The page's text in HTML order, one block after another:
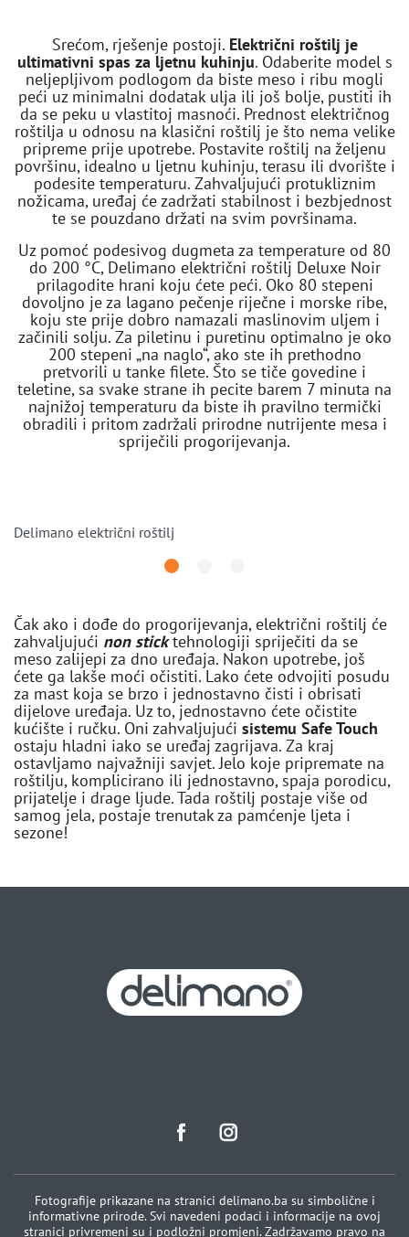
Srećom, rješenje postoji. Električni roštilj je
ultimativni spas za ljetnu kuhinju. Odaberite model s
neljepljivom podlogom da biste meso i ribu mogli
peći uz minimalni dodatak ulja ili još bolje, pustiti ih
da se peku u vlastitoj masnoći. Prednost električnog
roštilja u odnosu na klasični roštilj je što nema velike
pripreme prije upotrebe. Postavite roštilj na željenu
površinu, idealno u ljetnu kuhinju, terasu ili dvorište i
podesite temperaturu. Zahvaljujući protukliznim
nožicama, uređaj će zadržati stabilnost i bezbjednost
te se pouzdano držati na svim površinama.
Uz pomoć podesivog dugmeta za temperature od 80
do 200 °C, Delimano električni roštilj Deluxe Noir
prilagodite hrani koju ćete peći. Oko 80 stepeni
dovoljno je za lagano pečenje riječne i morske ribe,
koju ste prije dobro namazali maslinovim uljem i
začinili solju. Za piletinu i puretinu optimalno je oko
200 stepeni „na naglo“, ako ste ih prethodno
pretvorili u tanke filete. Što se tiče govedine i
teletine, sa svake strane ih pecite barem 7 minuta na
najnižoj temperaturu da biste ih pravilno termički
obradili i pritom zadržali prirodne nutrijente mesa i
spriječili progorijevanja.
Delimano električni roštilj
Čak ako i dođe do progorijevanja, električni roštilj će
zahvaljujući non sticktehnologiji spriječiti da se
meso zalijepi za dno uređaja. Nakon upotrebe, još
ćete ga lakše moći očistiti. Lako ćete odvojiti posudu
za mast koja se brzo i jednostavno čisti i obrisati
dijelove uređaja. Uz to, jednostavno ćete očistite
kućište i ručku. Oni zahvaljujući sistemu Safe Touch
ostaju hladni iako se uređaj zagrijava. Za kraj
ostavljamo najvažniji savjet. Jelo koje pripremate na
roštilju, komplicirano ili jednostavno, spaja porodicu,
prijatelje i drage ljude. Tada roštilj postaje više od
samog jela, postaje trenutak za pamćenje ljeta i
sezone!
Fotografije prikazane na stranici delimano.ba su simbolične i
informativne prirode. Svi navedeni podaci i informacije na ovoj
stranici privremeni su i podložni promjeni. Zadržavamo pravo na